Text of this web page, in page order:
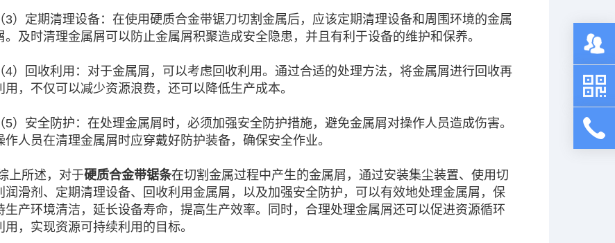
（3）定期清理设备：在使用硬质合金带锯刀切割金属后，应该定期清理设备和周围环境的金属
。及时清理金属屑可以防止金属屑积聚造成安全隐患，并且有利于设备的维护和保养。
（4）回收利用：对于金属屑，可以考虑回收利用。通过合适的处理方法，将金属屑进行回收再
用，不仅可以减少资源浪费，还可以降低生产成本。
（5）安全防护：在处理金属屑时，必须加强安全防护措施，避免金属屑对操作人员造成伤害。
作人员在清理金属屑时应穿戴好防护装备，确保安全作业。
上所述，对于硬质合金带锯条在切割金属过程中产生的金属屑，通过安装集尘装置、使用切
润滑剂、定期清理设备、回收利用金属屑，以及加强安全防护，可以有效地处理金属屑，保
生产环境清洁，延长设备寿命，提高生产效率。同时，合理处理金属屑还可以促进资源循环
用，实现资源可持续利用的目标。